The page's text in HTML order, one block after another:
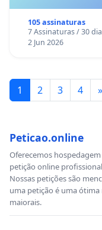
105 assinaturas
7 Assinaturas / 30
2 Jun 2026
1 2 3 4 »
Peticao.online
Oferecemos
petição online
Nossas petições são
uma petição é uma
maiorais.